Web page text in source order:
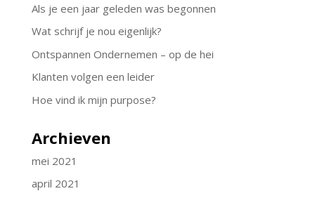
Als je een jaar geleden was begonnen
Wat schrijf je nou eigenlijk?
Ontspannen Ondernemen – op de hei
Klanten volgen een leider
Hoe vind ik mijn purpose?
Archieven
mei 2021
april 2021